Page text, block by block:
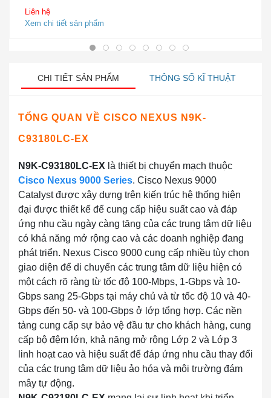
Liên hệ
Xem chi tiết sản phẩm
CHI TIẾT SẢN PHẨM THÔNG SỐ KĨ THUẬT
TỔNG QUAN VỀ CISCO NEXUS N9K-
C93180LC-EX
N9K-C93180LC-EX là thiết bị chuyển mạch thuộc
Cisco Nexus 9000 Series. Cisco Nexus 9000
Catalyst được xây dựng trên kiến ​​trúc hệ thống hiện
đại được thiết kế để cung cấp hiệu suất cao và đáp
ứng nhu cầu ngày càng tăng của các trung tâm dữ liệu
có khả năng mở rộng cao và các doanh nghiệp đang
phát triển. Nexus Cisco 9000 cung cấp nhiều tùy chọn
giao diện để di chuyển các trung tâm dữ liệu hiện có
một cách rõ ràng từ tốc độ 100-Mbps, 1-Gbps và 10-
Gbps sang 25-Gbps tại máy chủ và từ tốc độ 10 và 40-
Gbps đến 50- và 100-Gbps ở lớp tổng hợp. Các nền
tảng cung cấp sự bảo vệ đầu tư cho khách hàng, cung
cấp bộ đệm lớn, khả năng mở rộng Lớp 2 và Lớp 3
linh hoạt cao và hiệu suất để đáp ứng nhu cầu thay đổi
của các trung tâm dữ liệu ảo hóa và môi trường đám
mây tự động.